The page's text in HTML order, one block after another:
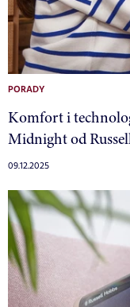
PORADY
Komfort i
Midnight od
09.12.2025